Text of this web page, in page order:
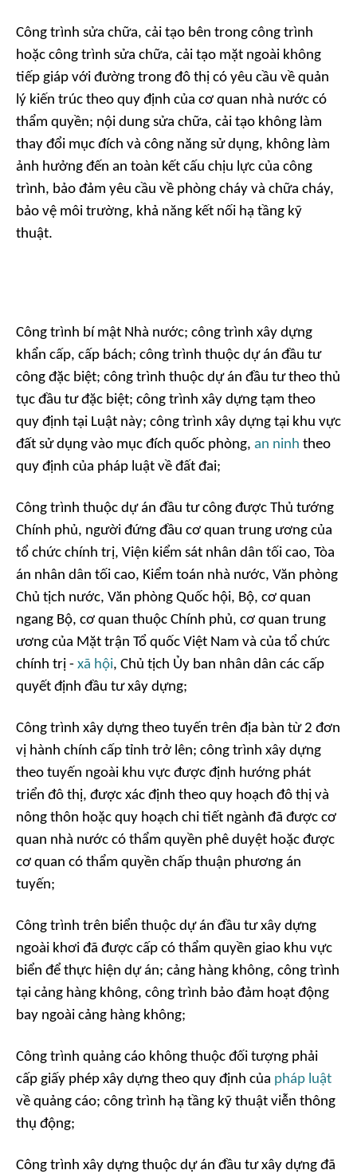
Công trình sửa chữa, cải tạo bên trong công trình
hoặc công trình sửa chữa, cải tạo mặt ngoài không
tiếp giáp với đường trong đô thị có yêu cầu về quản
lý kiến trúc theo quy định của cơ quan nhà nước có
thẩm quyền; nội dung sửa chữa, cải tạo không làm
thay đổi mục đích và công năng sử dụng, không làm
ảnh hưởng đến an toàn kết cấu chịu lực của công
trình, bảo đảm yêu cầu về phòng cháy và chữa cháy,
bảo vệ môi trường, khả năng kết nối hạ tầng kỹ
thuật.
Công trình bí mật Nhà nước; công trình xây dựng
khẩn cấp, cấp bách; công trình thuộc dự án đầu tư
công đặc biệt; công trình thuộc dự án đầu tư theo thủ
tục đầu tư đặc biệt; công trình xây dựng tạm theo
quy định tại Luật này; công trình xây dựng tại khu vực
đất sử dụng vào mục đích quốc phòng, an ninh theo
quy định của pháp luật về đất đai;
Công trình thuộc dự án đầu tư công được Thủ tướng
Chính phủ, người đứng đầu cơ quan trung ương của
tổ chức chính trị, Viện kiểm sát nhân dân tối cao, Tòa
án nhân dân tối cao, Kiểm toán nhà nước, Văn phòng
Chủ tịch nước, Văn phòng Quốc hội, Bộ, cơ quan
ngang Bộ, cơ quan thuộc Chính phủ, cơ quan trung
ương của Mặt trận Tổ quốc Việt Nam và của tổ chức
chính trị - xã hội, Chủ tịch Ủy ban nhân dân các cấp
quyết định đầu tư xây dựng;
Công trình xây dựng theo tuyến trên địa bàn từ 2 đơn
vị hành chính cấp tỉnh trở lên; công trình xây dựng
theo tuyến ngoài khu vực được định hướng phát
triển đô thị, được xác định theo quy hoạch đô thị và
nông thôn hoặc quy hoạch chi tiết ngành đã được cơ
quan nhà nước có thẩm quyền phê duyệt hoặc được
cơ quan có thẩm quyền chấp thuận phương án
tuyến;
Công trình trên biển thuộc dự án đầu tư xây dựng
ngoài khơi đã được cấp có thẩm quyền giao khu vực
biển để thực hiện dự án; cảng hàng không, công trình
tại cảng hàng không, công trình bảo đảm hoạt động
bay ngoài cảng hàng không;
Công trình quảng cáo không thuộc đối tượng phải
cấp giấy phép xây dựng theo quy định của pháp luật
về quảng cáo; công trình hạ tầng kỹ thuật viễn thông
thụ động;
Công trình xây dựng thuộc dự án đầu tư xây dựng đã